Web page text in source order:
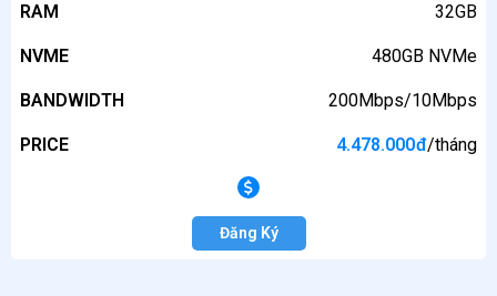
RAM 32GB
NVME 480GB NVMe
BANDWIDTH 200Mbps/10Mbps
PRICE 4.478.000đ/tháng
Đăng Ký